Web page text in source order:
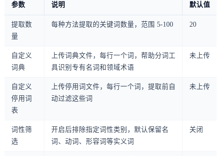
参数 说明 默认值
提取数
量
每种方法提取的关键词数量，范围 5-100 20
自定义
词典
上传词典文件，每行一个词，帮助分词工
具识别专有名词和领域术语
未上传
自定义
停用词
表
上传停用词文件，每行一个词，提取前自
动过滤这些词
未上传
词性筛
选
开启后排除指定词性类别，默认保留名
词、动词、形容词等实义词
关闭